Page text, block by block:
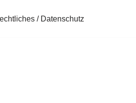
/ Datenschutz